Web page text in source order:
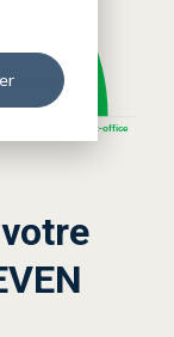
manager,
contact
à toutes
parmi
et
sur l'ensemble
vous dit tout
conférence.